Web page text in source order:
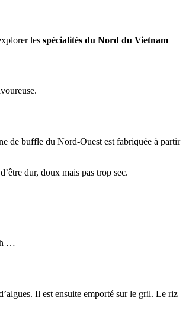
les spécialités du Nord du Vietnam
de buffle du Nord-Ouest est fabriquée à partir
dur, doux mais pas trop sec.
…
Il est ensuite emporté sur le gril. Le riz